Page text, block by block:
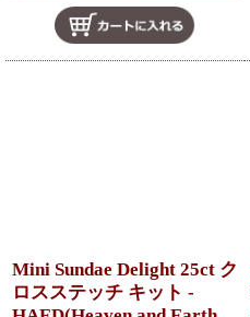
Mini Sundae Delight 25ct ク
ロスステッチ キット -